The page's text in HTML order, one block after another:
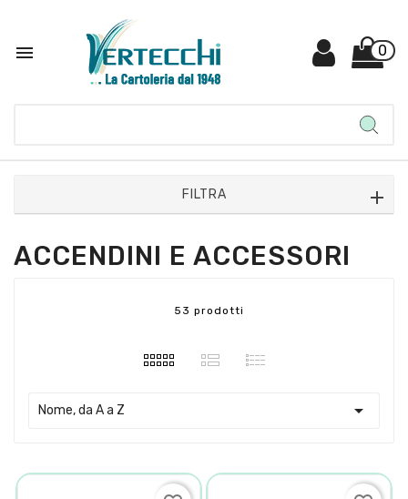
 0
FILTRA
ACCENDINI E ACCESSORI
53 prodotti
Nome, da A a Z 